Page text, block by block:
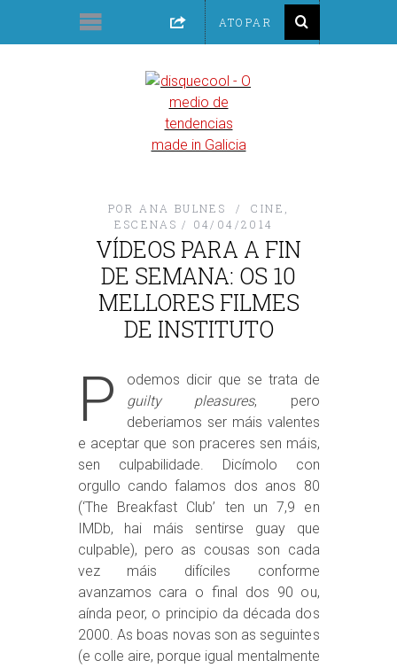
POR ANA BULNES CINE
ESCENAS
04/04/2014
VÍDEOS PARA A FIN
DE SEMANA: OS 10
MELLORES FILMES
DE INSTITUTO
P
odemos dicir que se trata de
guilty pleasures, pero
deberiamos ser máis valentes
e aceptar que son praceres sen máis,
sen culpabilidade. Dicímolo con
orgullo cando falamos dos anos 80
(‘The Breakfast Club’ ten un 7,9 en
IMDb, hai máis sentirse guay que
culpable), pero as cousas son cada
vez máis difíciles conforme
avanzamos cara o final dos 90 ou,
aínda peor, o principio da década dos
2000. As boas novas son as seguintes
(e colle aire, porque igual mentalmente